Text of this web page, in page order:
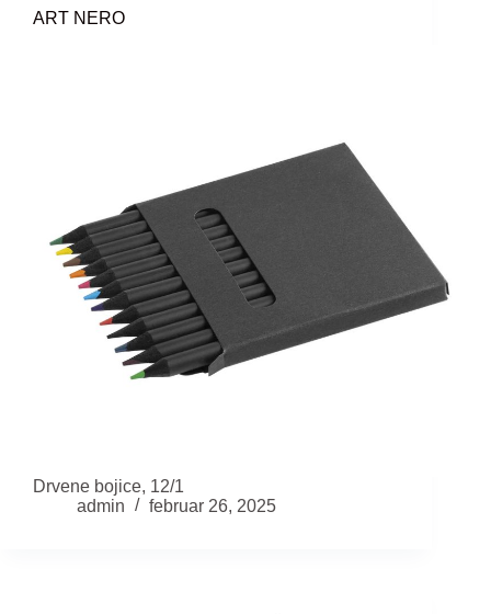
ART NERO
Drvene bojice, 12/1
admin
februar 26, 2025